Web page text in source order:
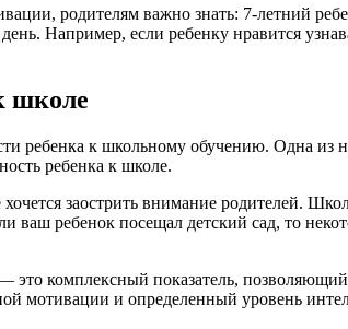
родителям важно знать: 7-летний
Например, если ребенку нравится
школе
ребенка к школьному обучению. Одна из
ребенка к школе.
заострить внимание родителей.
ваш ребенок посещал детский сад, то
это комплексный показатель, позволяющий
мотивации и определенный уровень